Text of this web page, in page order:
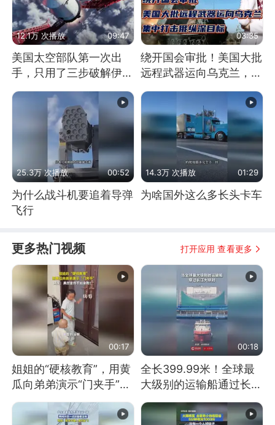
12.1万 次播放 09:47
美国太空部队第一次出
手，只用了三步破解伊朗
03:35
绕开国会审批！美国大批
远程武器运向乌克兰，集
25.3万 次播放 00:52
为什么战斗机要追着导弹
飞行
14.3万 次播放 01:29
为啥国外这么多长头卡车
更多热门视频 打开应用 查看更多
00:17
姐姐的“硬核教育”，用黄
瓜向弟弟演示“门夹手”，
网友：果然言传不如身
教！
00:18
全长399.99米！全球最
大级别的运输船通过长江
大桥这一幕，太震撼了！